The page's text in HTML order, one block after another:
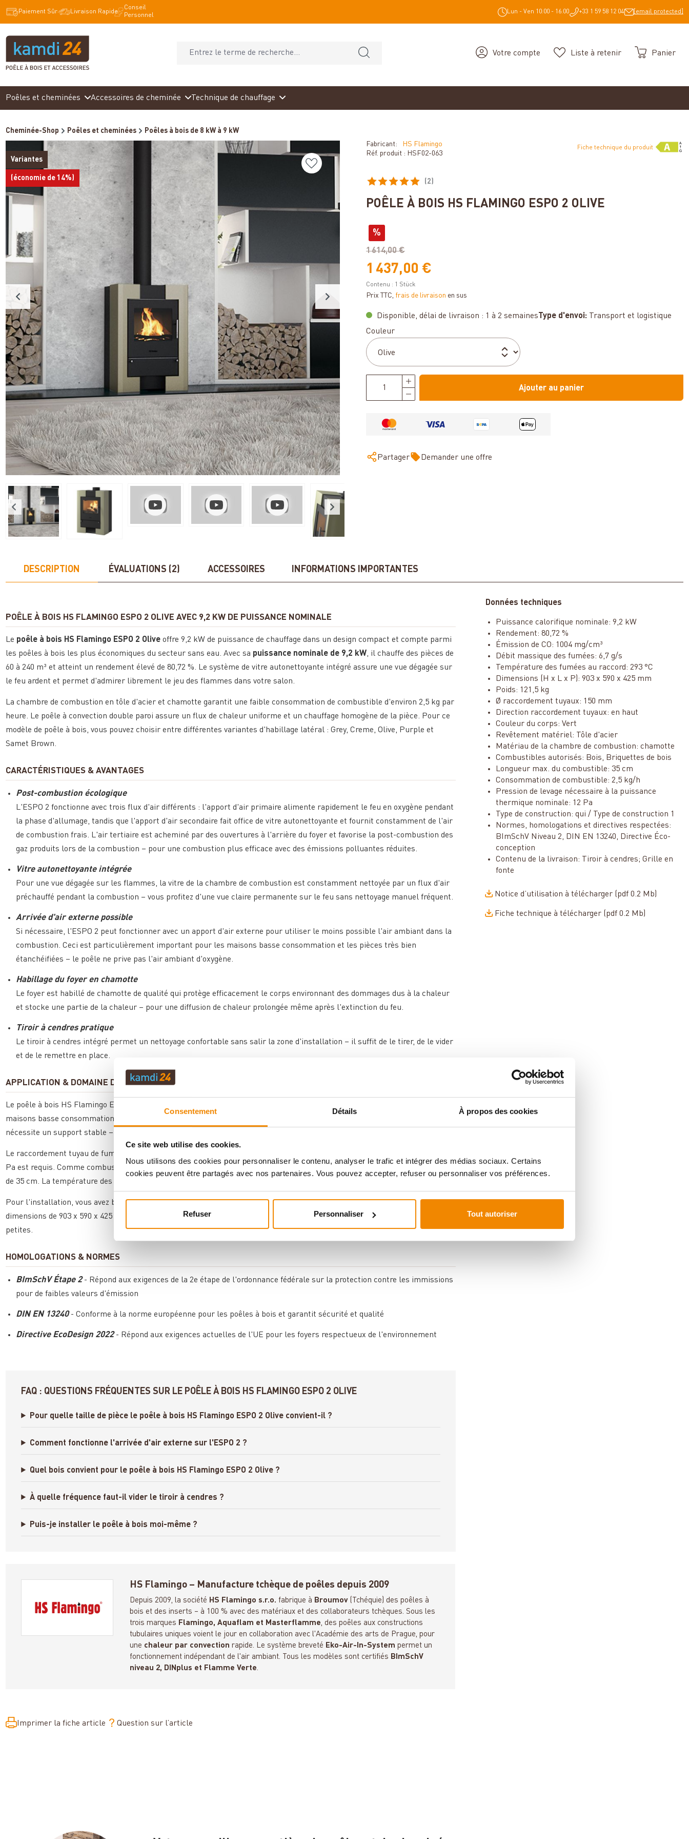
Consentement Détails À propos des cookies
Ce site web utilise des cookies.
Nous utilisons des cookies pour personnaliser le contenu, analyser le trafic et intégrer des médias sociaux. Certains
cookies peuvent être partagés avec nos partenaires. Vous pouvez accepter, refuser ou personnaliser vos préférences.
Refuser Personnaliser Tout autoriser
Passer à la navigation principale
Paiement Sûr Livraison Rapide
Conseil
Personnel
Lun - Ven 10:00 - 16:00 +33 1 59 58 12 04 [email protected]
Votre compte Liste à retenir Panier
Poêles et cheminées Accessoires de cheminée Technique de chauffage
Cheminée-Shop Poêles et cheminées Poêles à bois de 8 kW à 9 kW
Variantes
(économie de 14%)
Fabricant:
HS Flamingo
Réf. produit : HSF02-063
Fiche technique du produit
(2)
POÊLE À BOIS HS FLAMINGO ESPO 2 OLIVE
%
1 614,00 €
1 437,00 €
Contenu : 1 Stück
Prix TTC, frais de livraison en sus
Disponible, délai de livraison : 1 à 2 semaines Type d'envoi: Transport et logistique
Sélectionnez
Couleur
Ajouter au panier
Partager Demander une offre
DESCRIPTION ÉVALUATIONS (2) ACCESSOIRES INFORMATIONS IMPORTANTES
POÊLE À BOIS HS FLAMINGO ESPO 2 OLIVE AVEC 9,2 KW DE PUISSANCE NOMINALE
Le poêle à bois HS Flamingo ESPO 2 Olive offre 9,2 kW de puissance de chauffage dans un design compact et compte parmi
les poêles à bois les plus économiques du secteur sans eau. Avec sa puissance nominale de 9,2 kW, il chauffe des pièces de
60 à 240 m³ et atteint un rendement élevé de 80,72 %. Le système de vitre autonettoyante intégré assure une vue dégagée sur
le feu ardent et permet d'admirer librement le jeu des flammes dans votre salon.
La chambre de combustion en tôle d'acier et chamotte garantit une faible consommation de combustible d'environ 2,5 kg par
heure. Le poêle à convection double paroi assure un flux de chaleur uniforme et un chauffage homogène de la pièce. Pour ce
modèle de poêle à bois, vous pouvez choisir entre différentes variantes d'habillage latéral : Grey, Creme, Olive, Purple et
Samet Brown.
CARACTÉRISTIQUES & AVANTAGES
Post-combustion écologique
L'ESPO 2 fonctionne avec trois flux d'air différents : l'apport d'air primaire alimente rapidement le feu en oxygène pendant
la phase d'allumage, tandis que l'apport d'air secondaire fait office de vitre autonettoyante et fournit constamment de l'air
de combustion frais. L'air tertiaire est acheminé par des ouvertures à l'arrière du foyer et favorise la post-combustion des
gaz produits lors de la combustion – pour une combustion plus efficace avec des émissions polluantes réduites.
Vitre autonettoyante intégrée
Pour une vue dégagée sur les flammes, la vitre de la chambre de combustion est constamment nettoyée par un flux d'air
préchauffé pendant la combustion – vous profitez d'une vue claire permanente sur le feu sans nettoyage manuel fréquent.
Arrivée d'air externe possible
Si nécessaire, l'ESPO 2 peut fonctionner avec un apport d'air externe pour utiliser le moins possible l'air ambiant dans la
combustion. Ceci est particulièrement important pour les maisons basse consommation et les pièces très bien
étanchéifiées – le poêle ne prive pas l'air ambiant d'oxygène.
Habillage du foyer en chamotte
Le foyer est habillé de chamotte de qualité qui protège efficacement le corps environnant des dommages dus à la chaleur
et stocke une partie de la chaleur – pour une diffusion de chaleur prolongée même après l'extinction du feu.
Tiroir à cendres pratique
Le tiroir à cendres intégré permet un nettoyage confortable sans salir la zone d'installation – il suffit de le tirer, de le vider
et de le remettre en place.
APPLICATION & DOMAINE D'UTILISATION
Le poêle à bois HS Flamingo ESPO 2 Olive chauffe des espaces de vie de 60 à 240 m³ et convient particulièrement aux
maisons basse consommation car il peut fonctionner en option avec une arrivée d'air externe. Avec son poids de 121,5 kg, il
nécessite un support stable – une installation professionnelle à deux personnes est recommandée.
Le raccordement tuyau de fumée s'effectue par le haut avec un diamètre de 150 mm. Pour le fonctionnement, un tirage de 12
Pa est requis. Comme combustibles, le bois et les briquettes de bois sont autorisés avec une longueur maximale de bûches
de 35 cm. La température des fumées au raccord est de 293 °C lors d'une combustion optimale.
Pour l'installation, vous avez besoin de tuyaux de fumée appropriés pour le raccordement au conduit de cheminée. Les
dimensions de 903 x 590 x 425 mm (H x L x P) permettent une installation peu encombrante même dans des pièces plus
petites.
HOMOLOGATIONS & NORMES
BImSchV Étape 2- Répond aux exigences de la 2e étape de l'ordonnance fédérale sur la protection contre les immissions
pour de faibles valeurs d'émission
DIN EN 13240- Conforme à la norme européenne pour les poêles à bois et garantit sécurité et qualité
Directive EcoDesign 2022- Répond aux exigences actuelles de l'UE pour les foyers respectueux de l'environnement
FAQ : QUESTIONS FRÉQUENTES SUR LE POÊLE À BOIS HS FLAMINGO ESPO 2 OLIVE
Pour quelle taille de pièce le poêle à bois HS Flamingo ESPO 2 Olive convient-il ?
Comment fonctionne l'arrivée d'air externe sur l'ESPO 2 ?
Quel bois convient pour le poêle à bois HS Flamingo ESPO 2 Olive ?
À quelle fréquence faut-il vider le tiroir à cendres ?
Puis-je installer le poêle à bois moi-même ?
HS Flamingo – Manufacture tchèque de poêles depuis 2009
Depuis 2009, la société HS Flamingo s.r.o. fabrique à Broumov(Tchéquie) des poêles à
bois et des inserts – à 100 % avec des matériaux et des collaborateurs tchèques. Sous les
trois marques Flamingo, Aquaflam et Masterflamme, des poêles aux constructions
tubulaires uniques voient le jour en collaboration avec l'Académie des arts de Prague, pour
une chaleur par convection rapide. Le système breveté Eko-Air-In-System permet un
fonctionnement indépendant de l'air ambiant. Tous les modèles sont certifiés BImSchV
niveau 2, DINplus et Flamme Verte.
Données techniques
Puissance calorifique nominale: 9,2 kW
Rendement: 80,72 %
Émission de CO: 1004 mg/cm³
Débit massique des fumées: 6,7 g/s
Température des fumées au raccord: 293 °C
Dimensions (H x L x P): 903 x 590 x 425 mm
Poids: 121,5 kg
Ø raccordement tuyaux: 150 mm
Direction raccordement tuyaux: en haut
Couleur du corps: Vert
Revêtement matériel: Tôle d'acier
Matériau de la chambre de combustion: chamotte
Combustibles autorisés: Bois, Briquettes de bois
Longueur max. du combustible: 35 cm
Consommation de combustible: 2,5 kg/h
Pression de levage nécessaire à la puissance
thermique nominale: 12 Pa
Type de construction: qui / Type de construction 1
Normes, homologations et directives respectées:
BImSchV Niveau 2, DIN EN 13240, Directive Éco-
conception
Contenu de la livraison: Tiroir à cendres; Grille en
fonte
Notice d’utilisation à télécharger (pdf 0.2 Mb)
Fiche technique à télécharger (pdf 0.2 Mb)
Imprimer la fiche article Question sur l’article